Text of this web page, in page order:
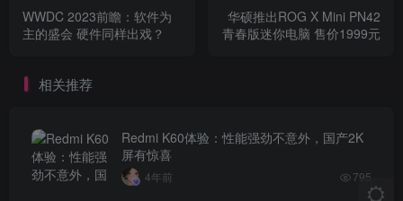
WWDC 2023前瞻：软件为
主的盛会 硬件同样出戏？
华硕推出ROG X Mini PN42
青春版迷你电脑 售价1999元
相关推荐
Redmi K60体验：性能强劲不意外，国产2K
屏有惊喜
4年前 795